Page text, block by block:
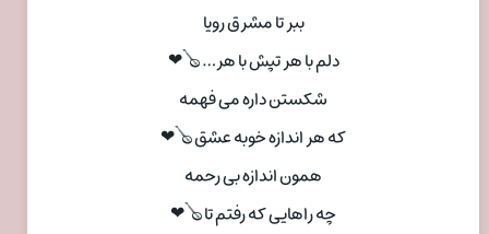
ببر تا مشرق رویا
دلم با هر تپش با هر… 🪕❤
شکستن داره می فهمه
که هر اندازه خوبه عشق 🪕❤
همون اندازه بی رحمه
چه راهایی که رفتم تا 🪕❤